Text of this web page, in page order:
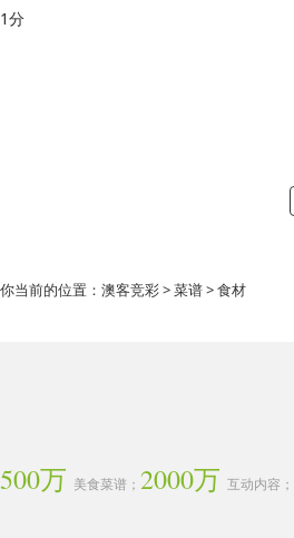
1分
你当前的位置： 澳客竞彩>菜谱> 食材
500万 美食菜谱； 2000万 互动内容；